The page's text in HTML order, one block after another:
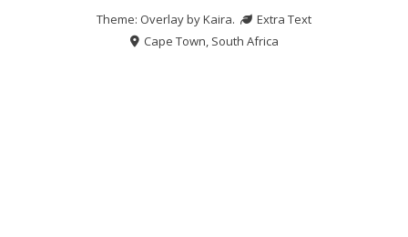
Theme: Overlay byKaira.
Extra Text
Cape Town, South Africa